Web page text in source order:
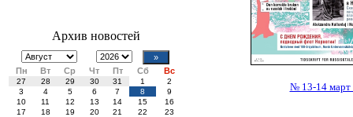
Архив новостей
Пн Вт Ср Чт Пт Сб Вс
27 28 29 30 31 1
2
3
4 5 6 7 8
9
10
11 12 13 14 15
16
17
18 19 20 21 22
23
№ 13-14 март